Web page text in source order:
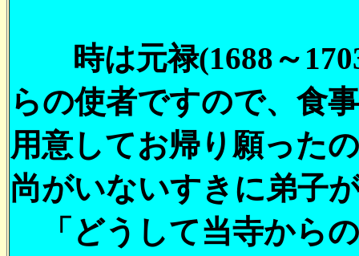
時は元禄(1688～
らの使者ですので、食
用意してお帰り願った
尚がいないすきに弟子
「どうして当寺から